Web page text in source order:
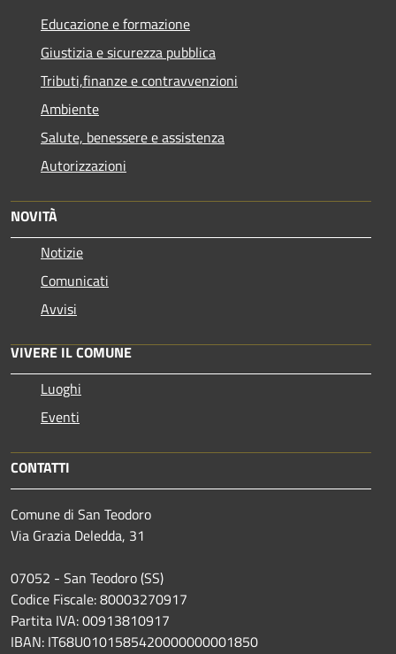
Educazione e formazione
Giustizia e sicurezza pubblica
Tributi,finanze e contravvenzioni
Ambiente
Salute, benessere e assistenza
Autorizzazioni
NOVITÀ
Notizie
Comunicati
Avvisi
VIVERE IL COMUNE
Luoghi
Eventi
CONTATTI
Comune di San Teodoro
Via Grazia Deledda, 31
07052 - San Teodoro (SS)
Codice Fiscale: 80003270917
Partita IVA: 00913810917
IBAN: IT68U0101585420000000001850